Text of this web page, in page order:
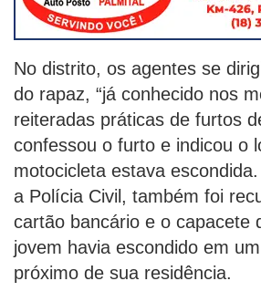
No distrito, os agentes se
do rapaz, “já conhecido nos
reiteradas práticas de furtos
confessou o furto e indicou o
motocicleta estava
a Polícia Civil, também foi
cartão bancário e o capacete
jovem havia escondido em
próximo de sua residência.